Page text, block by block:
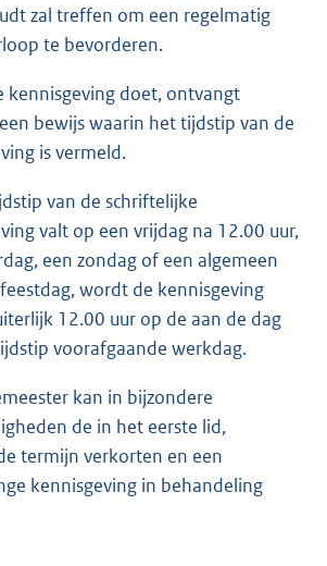
zal treffen om een regelmatig
te bevorderen.
kennisgeving doet, ontvangt
bewijs waarin het tijdstip van de
is vermeld.
van de schriftelijke
valt op een vrijdag na 12.00 uur,
een zondag of een algemeen
wordt de kennisgeving
12.00 uur op de aan de dag
voorafgaande werkdag.
kan in bijzondere
de in het eerste lid,
termijn verkorten en een
kennisgeving in behandeling